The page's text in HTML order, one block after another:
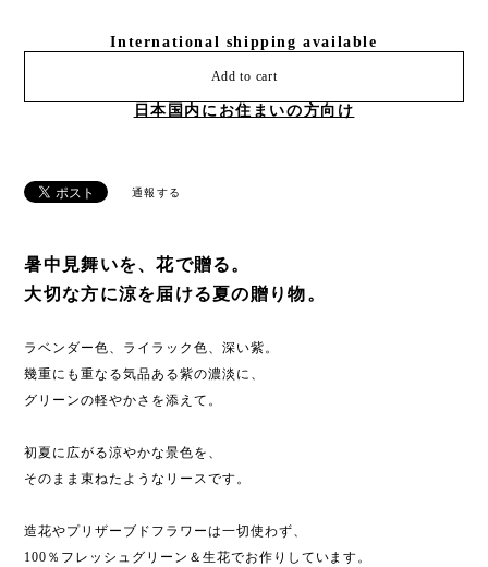
International shipping available
Add to cart
日本国内にお住まいの方向け
通報する
暑中見舞いを、花で贈る。
大切な方に涼を届ける夏の贈り物。
ラベンダー色、ライラック色、深い紫。
幾重にも重なる気品ある紫の濃淡に、
グリーンの軽やかさを添えて。
初夏に広がる涼やかな景色を、
そのまま束ねたようなリースです。
造花やプリザーブドフラワーは一切使わず、
100％フレッシュグリーン＆生花でお作りしています。